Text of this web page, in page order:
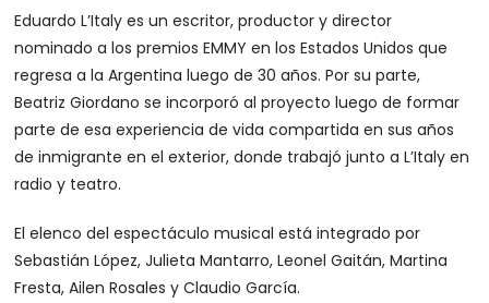
Eduardo L’Italy es un escritor, productor y director
nominado a los premios EMMY en los Estados Unidos que
regresa a la Argentina luego de 30 años. Por su parte,
Beatriz Giordano se incorporó al proyecto luego de formar
parte de esa experiencia de vida compartida en sus años
de inmigrante en el exterior, donde trabajó junto a L’Italy en
radio y teatro.
El elenco del espectáculo musical está integrado por
Sebastián López, Julieta Mantarro, Leonel Gaitán, Martina
Fresta, Ailen Rosales y Claudio García.